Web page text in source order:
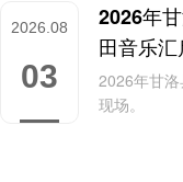
2026.08
03
2026年
田音乐汇
2026年甘
现场。